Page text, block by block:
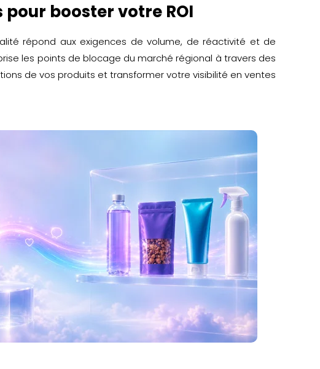
booster votre ROI
répond aux exigences de volume, de réactivité et de
les points de blocage du marché régional à travers des
de vos produits et transformer votre visibilité en ventes